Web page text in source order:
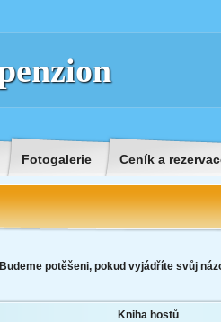
Fotogalerie Ceník a
Budeme potěšeni, pokud vyjádříte svůj
Kniha hostů